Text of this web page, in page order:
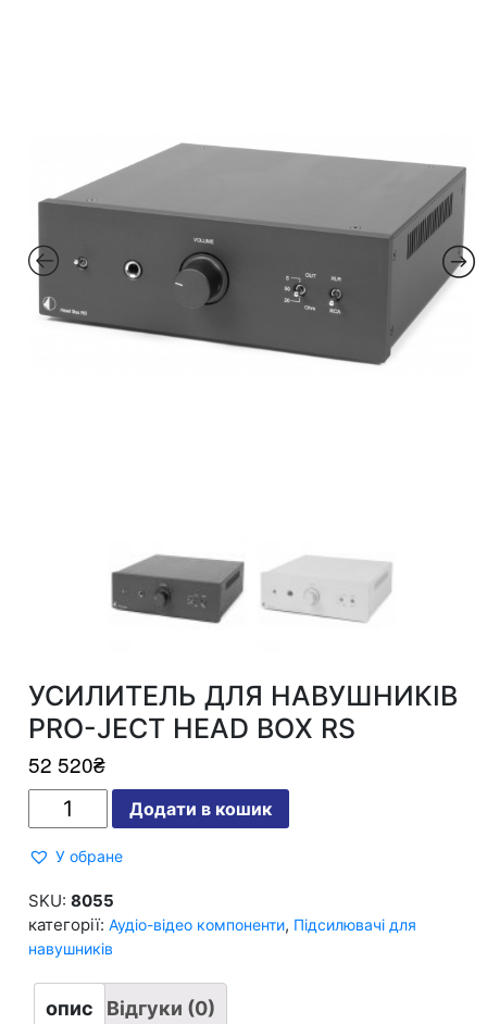
УСИЛИТЕЛЬ ДЛЯ НАВУШНИКІВ
PRO-JECT HEAD BOX RS
52 520₴
НАВУШНИКІВ
JECT
BOX
RS
кількість
Додати в кошик
У обране
SKU:8055
категорії:Аудіо-відео компоненти, Підсилювачі для
навушників
опис Відгуки (0)